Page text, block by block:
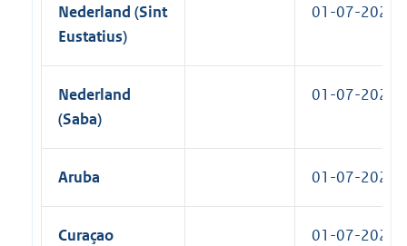
Nederland (Sint
Eustatius)
01-07-2025
Nederland
(Saba)
01-07-2025
Aruba 01-07-2025
Curaçao 01-07-2025